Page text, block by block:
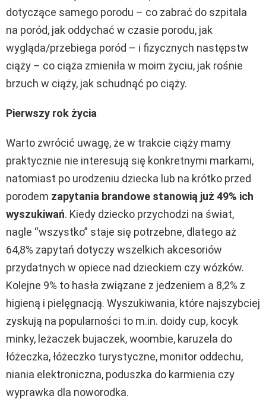
dotyczące samego porodu – co zabrać do szpitala
na poród, jak oddychać w czasie porodu, jak
wygląda/przebiega poród – i fizycznych następstw
ciąży – co ciąża zmieniła w moim życiu, jak rośnie
brzuch w ciąży, jak schudnąć po ciąży.
Pierwszy rok życia
Warto zwrócić uwagę, że w trakcie ciąży mamy
praktycznie nie interesują się konkretnymi markami,
natomiast po urodzeniu dziecka lub na krótko przed
porodem zapytania brandowe stanowią już 49% ich
wyszukiwań. Kiedy dziecko przychodzi na świat,
nagle “wszystko” staje się potrzebne, dlatego aż
64,8% zapytań dotyczy wszelkich akcesoriów
przydatnych w opiece nad dzieckiem czy wózków.
Kolejne 9% to hasła związane z jedzeniem a 8,2% z
higieną i pielęgnacją. Wyszukiwania, które najszybciej
zyskują na popularności to m.in. doidy cup, kocyk
minky, leżaczek bujaczek, woombie, karuzela do
łóżeczka, łóżeczko turystyczne, monitor oddechu,
niania elektroniczna, poduszka do karmienia czy
wyprawka dla noworodka.